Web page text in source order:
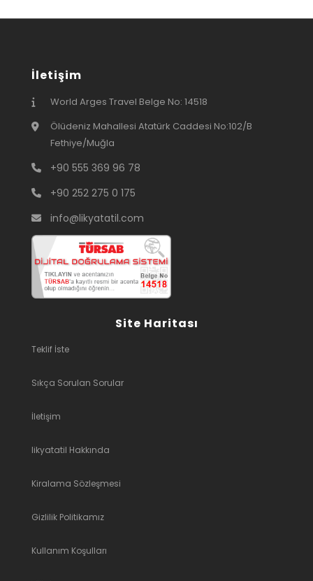
İletişim
World Arges Travel Belge No: 14518
Ölüdeniz Mahallesi Atatürk Caddesi No:102/B
Fethiye/Muğla
+90 555 369 96 78
+90 252 275 0 175
info@likyatatil.com
Site Haritası
Teklif İste
Sıkça Sorulan Sorular
İletişim
likyatatil Hakkında
Kiralama Sözleşmesi
Gizlilik Politikamız
Kullanım Koşulları